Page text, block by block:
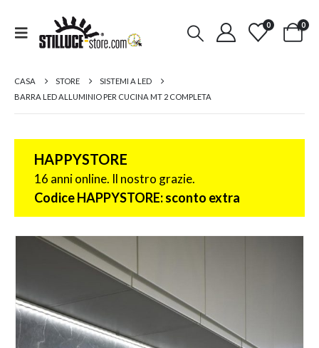
0 0
CASA STORE
SISTEMI A LED
BARRA LED ALLUMINIO PER CUCINA MT 2 COMPLETA
HAPPYSTORE
16 anni online. Il nostro grazie.
Codice HAPPYSTORE: sconto extra